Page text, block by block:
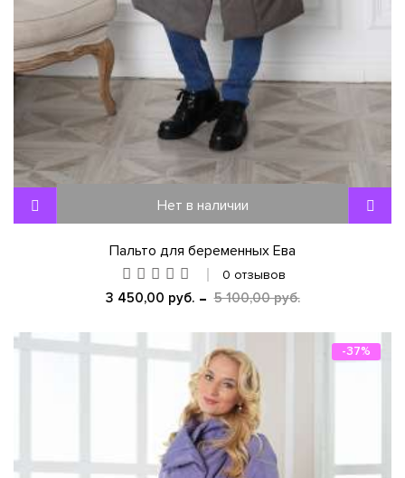
Нет в наличии
Пальто для беременных Ева
0 отзывов
3 450,00 руб. 5 100,00 руб.
-37%